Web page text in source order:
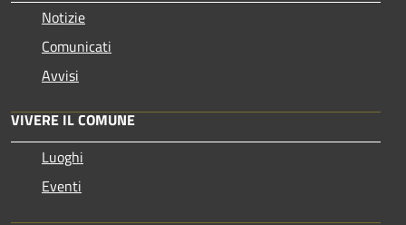
Notizie
Comunicati
Avvisi
VIVERE IL COMUNE
Luoghi
Eventi